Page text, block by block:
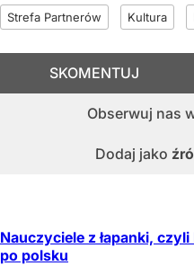
Strefa Partnerów Kultura
Obserwuj nas
Dodaj jako
SKOMENTUJ
Nauczyciele z łapanki,
po polsku